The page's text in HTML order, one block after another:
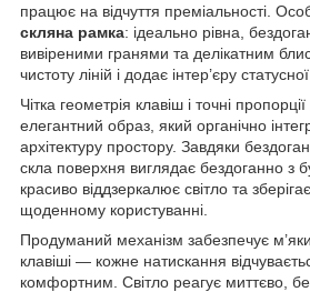
працює на відчуття преміальності.
скляна рамка: ідеально рівна,
вивіреними гранями та делікатним
чистоту ліній і додає інтер’єру
Чітка геометрія клавіш і точні
елегантний образ, який органічно
архітектуру простору. Завдяки
скла поверхня виглядає бездоганно з
красиво віддзеркалює світло та
щоденному користуванні.
Продуманий механізм забезпечує
клавіші — кожне натискання
комфортним. Світло реагує миттєво,